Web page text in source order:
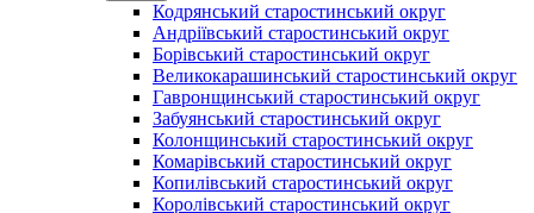
Кодрянський старостинський округ
Андріївський старостинський округ
Борівський старостинський округ
Великокарашинський старостинський округ
Гавронщинський старостинський округ
Забуянський старостинський округ
Колонщинський старостинський округ
Комарівський старостинський округ
Копилівський старостинський округ
Королівський старостинський округ